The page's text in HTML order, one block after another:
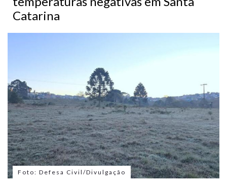
Catarina
Foto: Defesa Civil/Divulgação